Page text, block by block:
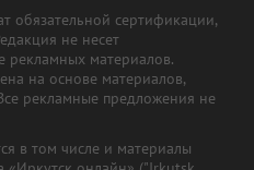
обязательной сертификации,
не несет
рекламных материалов.
на основе материалов,
рекламные предложения не
в том числе и материалы